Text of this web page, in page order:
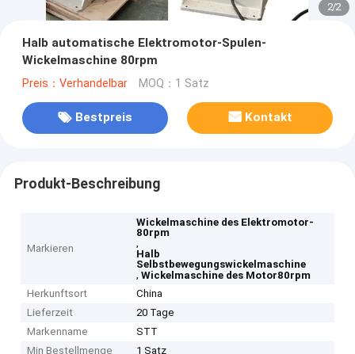
2/2
Halb automatische Elektromotor-Spulen-
Wickelmaschine 80rpm
Preis：Verhandelbar MOQ：1 Satz
Bestpreis Kontakt
Produkt-Beschreibung
Markieren
Wickelmaschine des Elektromotor-
80rpm
,
Halb
Selbstbewegungswickelmaschine
,Wickelmaschine des Motor80rpm
Herkunftsort
China
Lieferzeit
20 Tage
Markenname
STT
Min Bestellmenge
1 Satz